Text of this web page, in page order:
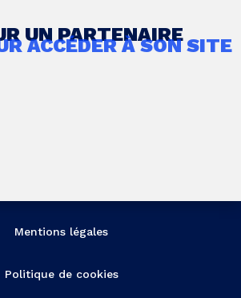
UN PARTENAIRE
ACCÉDER À SON SITE
Mentions légales
Politique de cookies